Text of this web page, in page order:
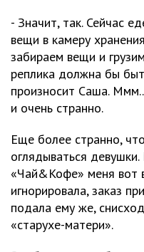
- Значит, так. Сейчас
вещи в камеру
забираем вещи и
реплика должна бы
произносит Саша.
и очень странно.
Еще более странно,
оглядываться
«Чай&Кофе» меня вот
игнорировала, заказ
подала ему же,
«старухе-матери».